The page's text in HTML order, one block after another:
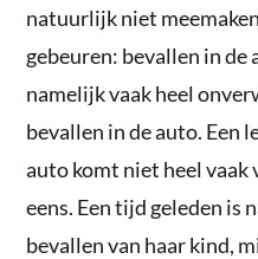
natuurlijk niet
gebeuren: bevallen in de
namelijk vaak heel
bevallen in de auto. Een
auto komt niet heel vaak
eens. Een tijd geleden is
bevallen van haar kind,